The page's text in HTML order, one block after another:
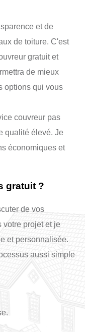
et de
de toiture. C'est
gratuit et
de mieux
options qui vous
couvreur pas
qualité élevé. Je
économiques et
gratuit ?
de vos
votre projet et je
et personnalisée.
aussi simple